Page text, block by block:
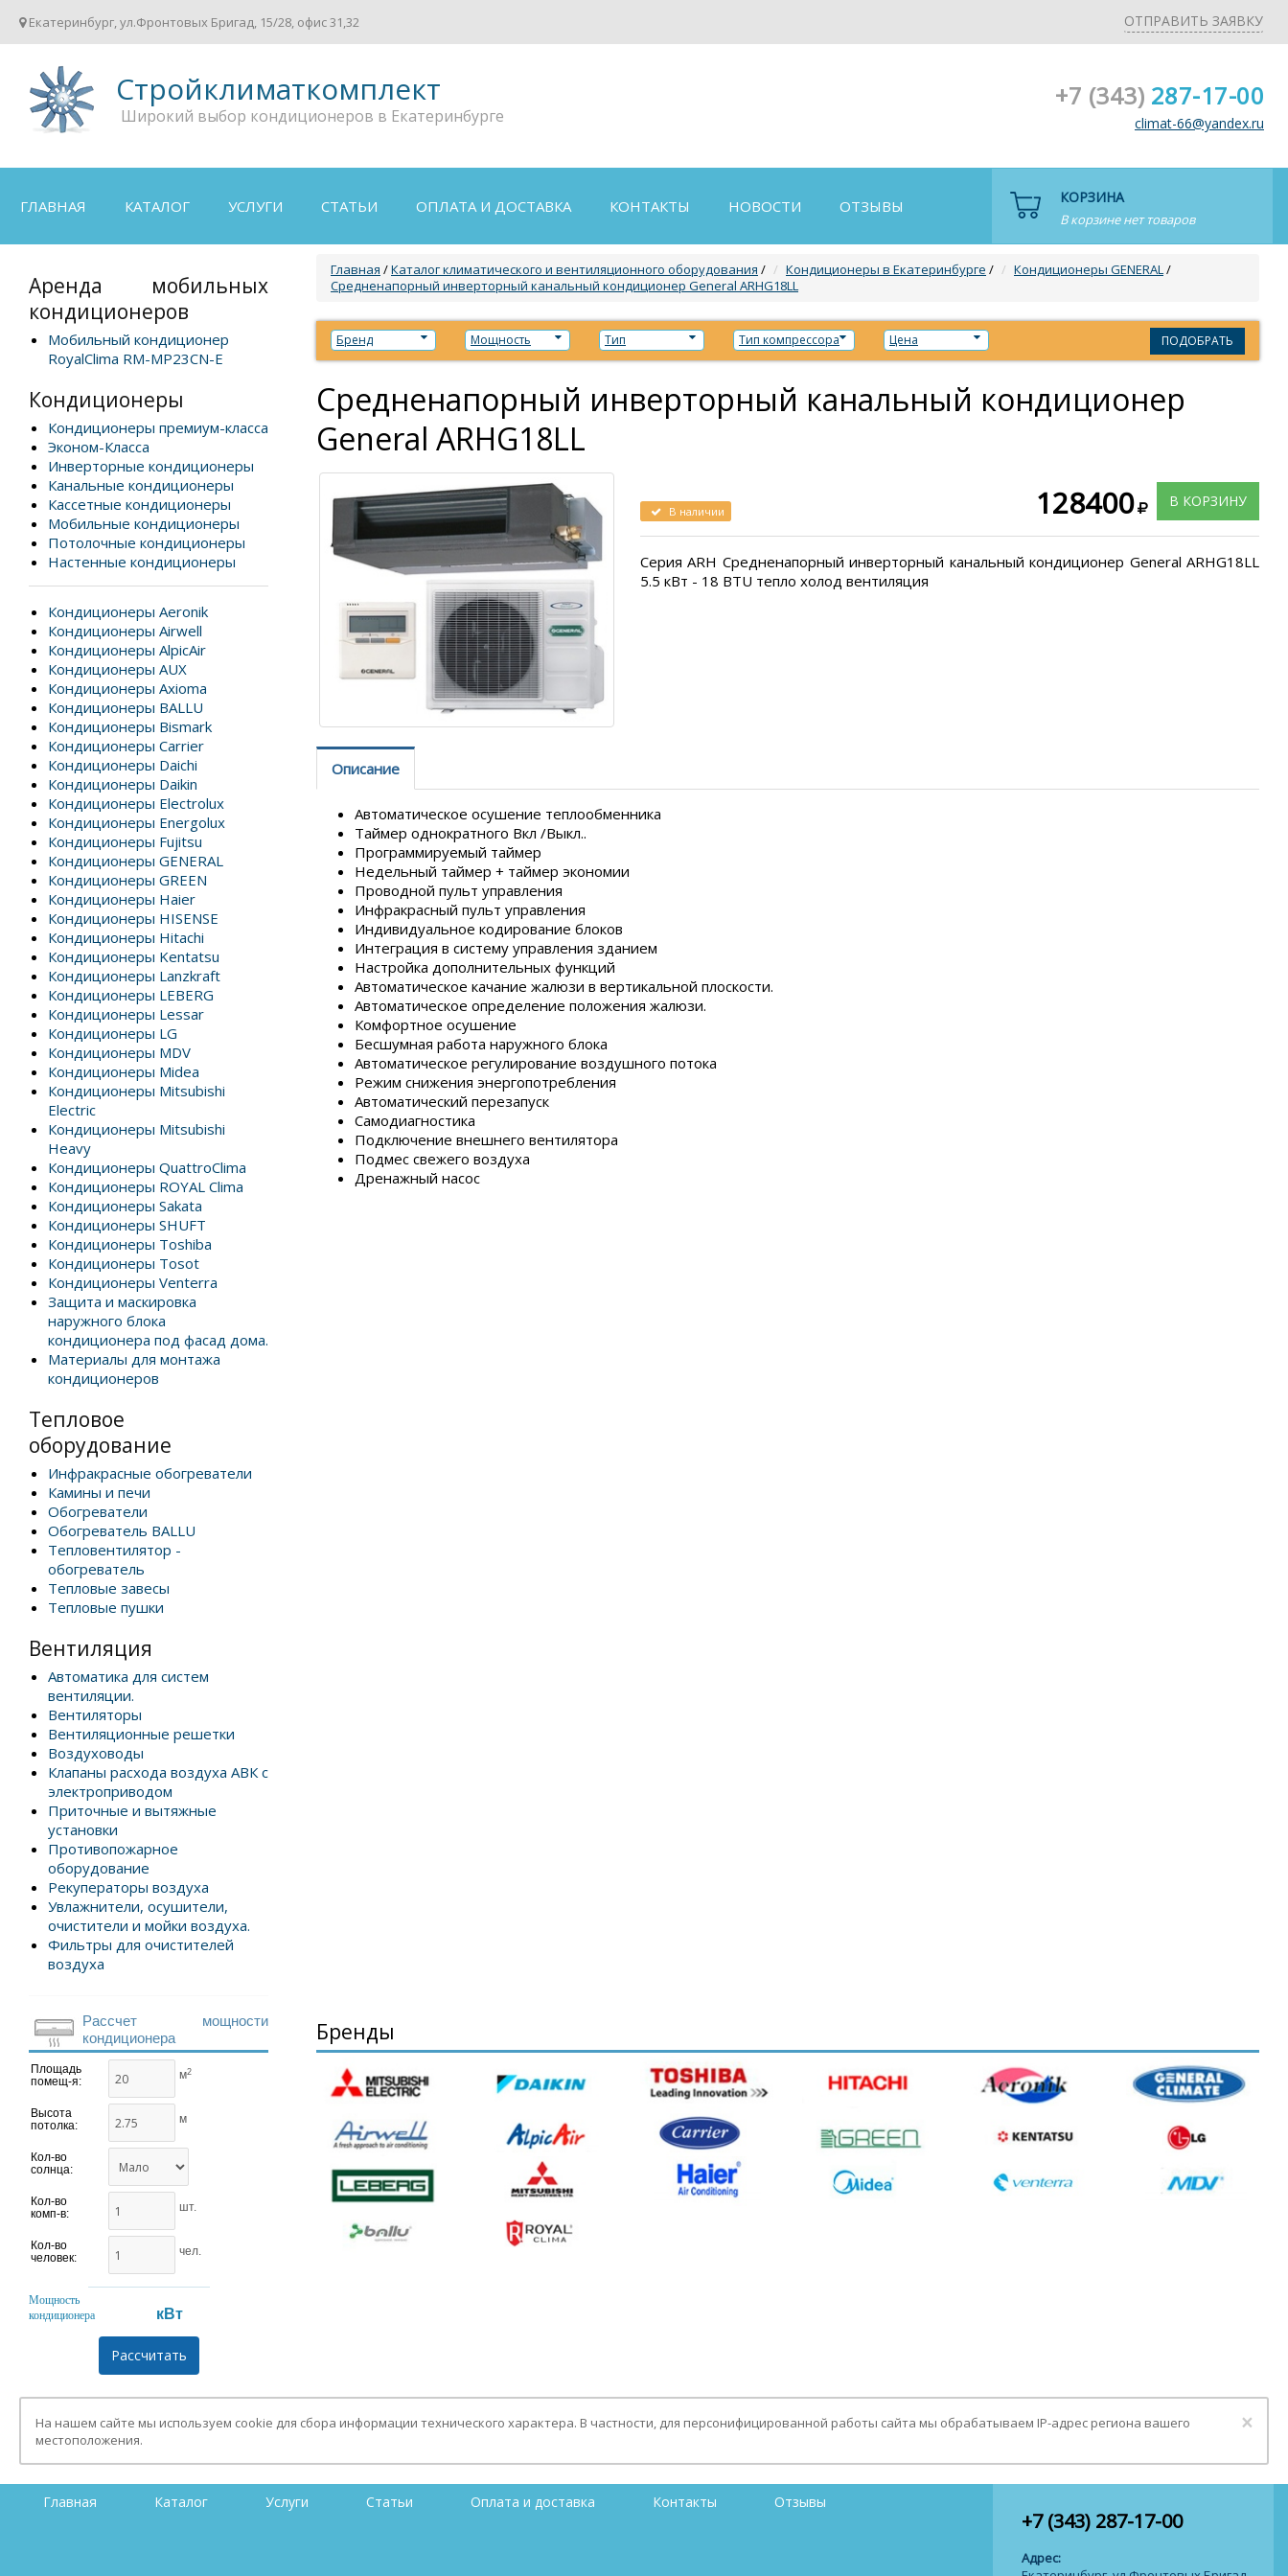
ОТПРАВИТЬ ЗАЯВКУ
Екатеринбург, ул.Фронтовых Бригад, 15/28, офис 31,32
Стройклиматкомплект
Широкий выбор кондиционеров в Екатеринбурге
+7 (343) 287-17-00
climat-66@yandex.ru
КОРЗИНА
В корзине нет товаров
ГЛАВНАЯ КАТАЛОГ УСЛУГИ СТАТЬИ ОПЛАТА И ДОСТАВКА КОНТАКТЫ НОВОСТИ ОТЗЫВЫ
Аренда мобильных
кондиционеров
Мобильный кондиционер
RoyalClima RM-MP23CN-E
Кондиционеры
Кондиционеры премиум-класса
Эконом-Класса
Инверторные кондиционеры
Канальные кондиционеры
Кассетные кондиционеры
Мобильные кондиционеры
Потолочные кондиционеры
Настенные кондиционеры
Кондиционеры Aeronik
Кондиционеры Airwell
Кондиционеры AlpicAir
Кондиционеры AUX
Кондиционеры Axioma
Кондиционеры BALLU
Кондиционеры Bismark
Кондиционеры Carrier
Кондиционеры Daichi
Кондиционеры Daikin
Кондиционеры Electrolux
Кондиционеры Energolux
Кондиционеры Fujitsu
Кондиционеры GENERAL
Кондиционеры GREEN
Кондиционеры Haier
Кондиционеры HISENSE
Кондиционеры Hitachi
Кондиционеры Kentatsu
Кондиционеры Lanzkraft
Кондиционеры LEBERG
Кондиционеры Lessar
Кондиционеры LG
Кондиционеры MDV
Кондиционеры Midea
Кондиционеры Mitsubishi
Electric
Кондиционеры Mitsubishi
Heavy
Кондиционеры QuattroClima
Кондиционеры ROYAL Clima
Кондиционеры Sakata
Кондиционеры SHUFT
Кондиционеры Toshiba
Кондиционеры Tosot
Кондиционеры Venterra
Защита и маскировка
наружного блока
кондиционера под фасад дома.
Материалы для монтажа
кондиционеров
Тепловое
оборудование
Инфракрасные обогреватели
Камины и печи
Обогреватели
Обогреватель BALLU
Тепловентилятор -
обогреватель
Тепловые завесы
Тепловые пушки
Вентиляция
Автоматика для систем
вентиляции.
Вентиляторы
Вентиляционные решетки
Воздуховоды
Клапаны расхода воздуха АВК с
электроприводом
Приточные и вытяжные
установки
Противопожарное
оборудование
Рекуператоры воздуха
Увлажнители, осушители,
очистители и мойки воздуха.
Фильтры для очистителей
воздуха
Главная /Каталог климатического и вентиляционного оборудования / Кондиционеры в Екатеринбурге / Кондиционеры GENERAL/
Средненапорный инверторный канальный кондиционер General ARHG18LL
Бренд Мощность Тип Тип компрессора Цена ПОДОБРАТЬ
Средненапорный инверторный канальный кондиционер
General ARHG18LL
В КОРЗИНУ
128400
В наличии
Серия ARH Средненапорный инверторный канальный кондиционер General ARHG18LL
5.5 кВт - 18 BTU тепло холод вентиляция
Описание
Автоматическое осушение теплообменника
Таймер однократного Вкл /Выкл..
Программируемый таймер
Недельный таймер + таймер экономии
Проводной пульт управления
Инфракрасный пульт управления
Индивидуальное кодирование блоков
Интеграция в систему управления зданием
Настройка дополнительных функций
Автоматическое качание жалюзи в вертикальной плоскости.
Автоматическое определение положения жалюзи.
Комфортное осушение
Бесшумная работа наружного блока
Автоматическое регулирование воздушного потока
Режим снижения энергопотребления
Автоматический перезапуск
Самодиагностика
Подключение внешнего вентилятора
Подмес свежего воздуха
Дренажный насос
Рассчет мощности
кондиционера
Площадь
помещ-я:
м2
Высота
потолка:
м
Кол-во
солнца:
Кол-во
комп-в:
шт.
Кол-во
человек:
чел.
Мощность
кондиционера
кВт
Бренды
×
На нашем сайте мы используем cookie для сбора информации технического характера. В частности, для персонифицированной работы сайта мы обрабатываем IP-адрес региона вашего
местоположения.
+7 (343) 287-17-00
Адрес:
Главная Каталог Услуги Статьи Оплата и доставка Контакты Отзывы